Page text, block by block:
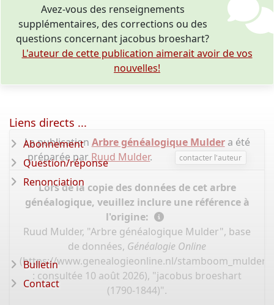
Avez-vous des renseignements
supplémentaires, des corrections ou des
questions concernant jacobus broeshart?
L'auteur de cette publication aimerait avoir de vos
nouvelles!
La publication Arbre généalogique Muldera été
préparée par Ruud Mulder. contacter l'auteur
Lors de la copie des données de cet arbre
généalogique, veuillez inclure une référence à
l'origine:
Ruud Mulder, "Arbre généalogique Mulder", base
de données, Généalogie Online
(https://www.genealogieonline.nl/stamboom_mulder/
: consultée 10 août 2026), "jacobus broeshart
(1790-1844)".
Liens directs ...
Abonnement
Question/réponse
Renonciation
Bulletin
Contact